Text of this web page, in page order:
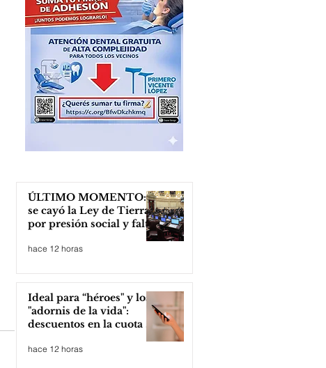
ÚLTIMO MOMENTO:
se cayó la Ley de Tierras
por presión social y falta
hace 12 horas
Ideal para “héroes" y los
"adornis de la vida":
descuentos en la cuota 4
hace 12 horas